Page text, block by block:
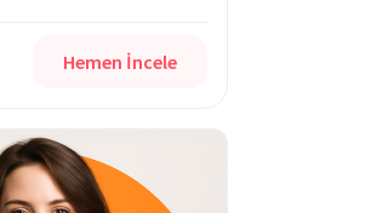
Hemen İncele